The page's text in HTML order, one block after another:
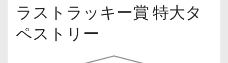
ラストラッキー賞 特大タ
ペストリー